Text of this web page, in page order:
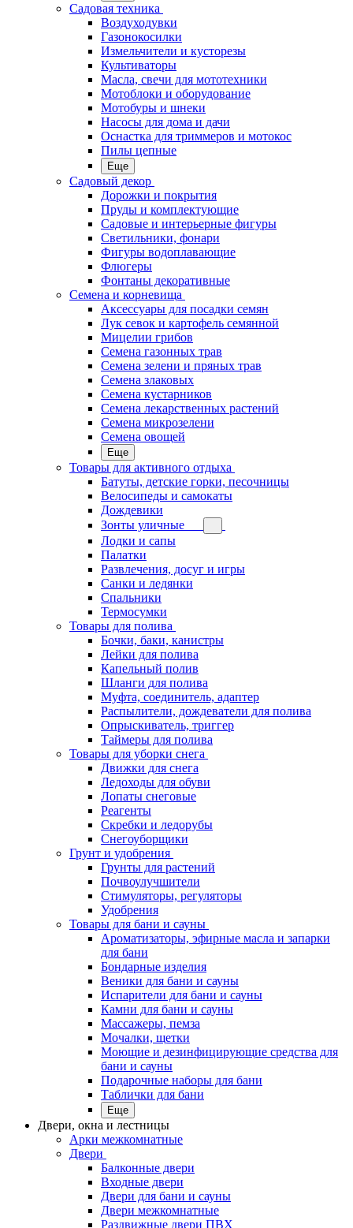
Садовая техника
Воздуходувки
Газонокосилки
Измельчители и кусторезы
Культиваторы
Масла, свечи для мототехники
Мотоблоки и оборудование
Мотобуры и шнеки
Насосы для дома и дачи
Оснастка для триммеров и мотокос
Пилы цепные
Еще
Садовый декор
Дорожки и покрытия
Пруды и комплектующие
Садовые и интерьерные фигуры
Светильники, фонари
Фигуры водоплавающие
Флюгеры
Фонтаны декоративные
Семена и корневища
Аксессуары для посадки семян
Лук севок и картофель семянной
Мицелии грибов
Семена газонных трав
Семена зелени и пряных трав
Семена злаковых
Семена кустарников
Семена лекарственных растений
Семена микрозелени
Семена овощей
Еще
Товары для активного отдыха
Батуты, детские горки, песочницы
Велосипеды и самокаты
Дождевики
Зонты уличные
Лодки и сапы
Палатки
Развлечения, досуг и игры
Санки и ледянки
Спальники
Термосумки
Товары для полива
Бочки, баки, канистры
Лейки для полива
Капельный полив
Шланги для полива
Муфта, соединитель, адаптер
Распылители, дождеватели для полива
Опрыскиватель, триггер
Таймеры для полива
Товары для уборки снега
Движки для снега
Ледоходы для обуви
Лопаты снеговые
Реагенты
Скребки и ледорубы
Снегоуборщики
Грунт и удобрения
Грунты для растений
Почвоулучшители
Стимуляторы, регуляторы
Удобрения
Товары для бани и сауны
Ароматизаторы, эфирные масла и запарки
для бани
Бондарные изделия
Веники для бани и сауны
Испарители для бани и сауны
Камни для бани и сауны
Массажеры, пемза
Мочалки, щетки
Моющие и дезинфицирующие средства для
бани и сауны
Подарочные наборы для бани
Таблички для бани
Еще
Двери, окна и лестницы
Арки межкомнатные
Двери
Балконные двери
Входные двери
Двери для бани и сауны
Двери межкомнатные
Раздвижные двери ПВХ